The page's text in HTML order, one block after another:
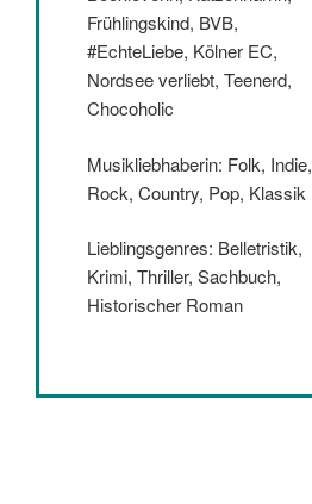
Frühlingskind, BVB,
#EchteLiebe, Kölner EC,
Nordsee verliebt, Teenerd,
Chocoholic
Musikliebhaberin: Folk, Indie,
Rock, Country, Pop, Klassik
Lieblingsgenres: Belletristik,
Krimi, Thriller, Sachbuch,
Historischer Roman